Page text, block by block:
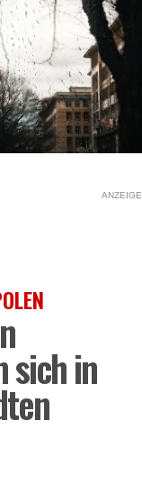
ANZEIGE
sich in